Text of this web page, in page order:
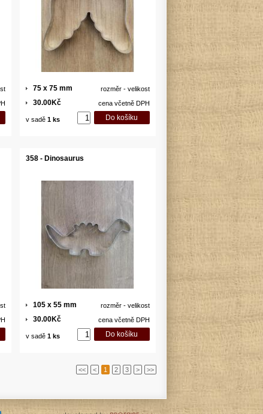
rozměr - velikost
75 x 75 mm
cena včetně DPH
30.00Kč
v sadě 1 ks
358 - Dinosaurus
rozměr - velikost
105 x 55 mm
cena včetně DPH
30.00Kč
v sadě 1 ks
<< < 1 2 3 > >>